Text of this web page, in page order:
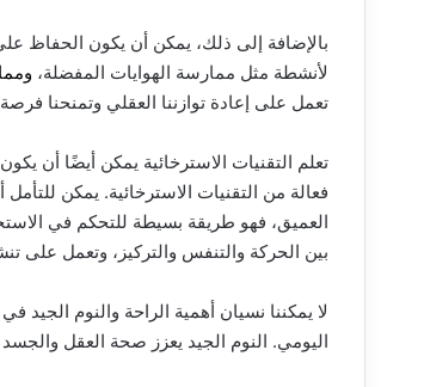
بالإضافة إلى ذلك، يمكن أن يكون الحفاظ
لأنشطة مثل ممارسة الهوايات المفضلة،
تعمل على إعادة توازننا العقلي وتمنحنا
تعلم التقنيات الاسترخائية يمكن أيضًا أن
فعالة من التقنيات الاسترخائية. يمكن
العميق، فهو طريقة بسيطة للتحكم في
بين الحركة والتنفس والتركيز، وتعمل على
لا يمكننا نسيان أهمية الراحة والنوم
اليومي. النوم الجيد يعزز صحة العقل والجسد